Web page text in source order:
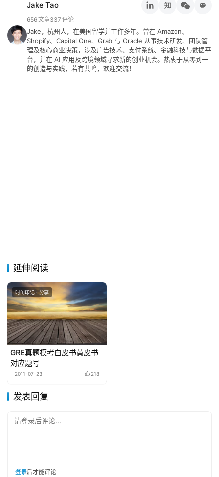
Jake Tao
656文章337 评论
Jake，杭州人，在美国留学并工作多年。曾在 Amazon、
Shopify、Capital One、Grab 与 Oracle 从事技术研发、团队管
理及核心商业决策，涉及广告技术、支付系统、金融科技与数据平
台，并在 AI 应用及跨境领域寻求新的创业机会。热衷于从零到一
的创造与实践，若有共鸣，欢迎交流！
延伸阅读
时间印记 · 分享
GRE真题模考白皮书黄皮书
对应题号
2011-07-23 218
发表回复
请登录后评论...
登录后才能评论